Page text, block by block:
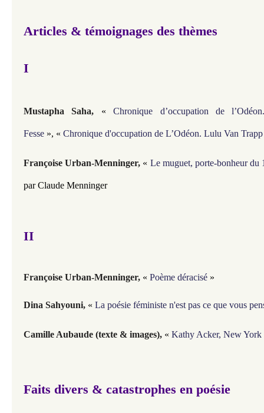
Articles & témoignages des thèmes
I
Mustapha Saha, «Chronique d’occupation de
Fesse », « Chronique d'occupation de L’Odéon. Lulu Van Trapp
Françoise Urban-Menninger, « Le muguet, porte-bonheur du
par Claude Menninger
II
Françoise Urban-Menninger, « Poème déracisé »
Dina Sahyouni, « La poésie féministe n'est pas ce que vous
Camille Aubaude (texte & images), « Kathy Acker, New
Faits divers & catastrophes en poésie